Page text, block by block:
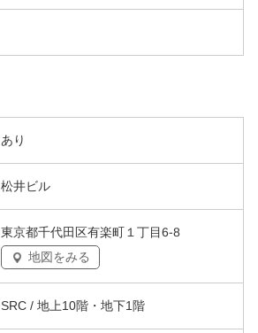
あり
松井ビル
東京都千代田区有楽町１丁目6-8
地図をみる
SRC / 地上10階・地下1階